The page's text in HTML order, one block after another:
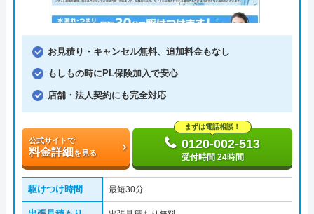
お見積り・キャンセル無料、追加料金もなし
もしもの時にPL保険加入で安心
店舗・法人契約にも完全対応
公式サイトで
料金詳細を見る
まずは電話相談！
0120-002-513
受付時間 24時間
駆けつけ時間 最短30分